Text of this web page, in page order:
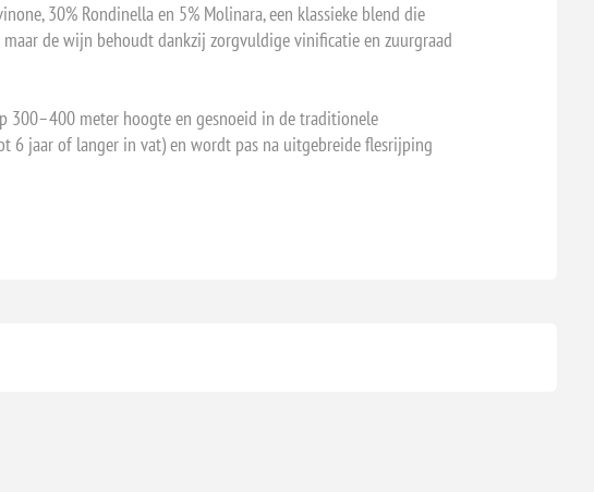
30% Rondinella en 5% Molinara, een klassieke blend die
de wijn behoudt dankzij zorgvuldige vinificatie en zuurgraad
300–400 meter hoogte en gesnoeid in de traditionele
6 jaar of langer in vat) en wordt pas na uitgebreide flesrijping